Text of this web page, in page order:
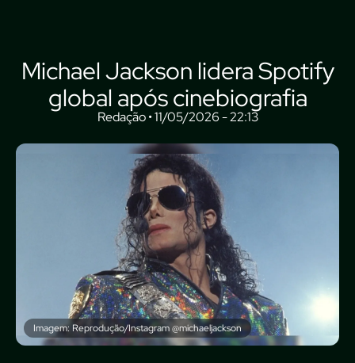
Michael Jackson lidera Spotify
global após cinebiografia
Redação • 11/05/2026 - 22:13
Imagem: Reprodução/Instagram @michaeljackson